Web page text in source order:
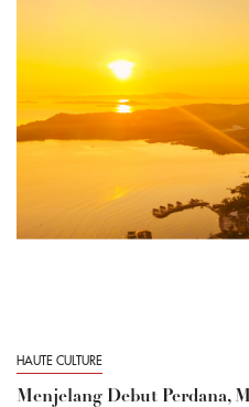
HAUTE CULTURE
Menjelang Debut Perdana,